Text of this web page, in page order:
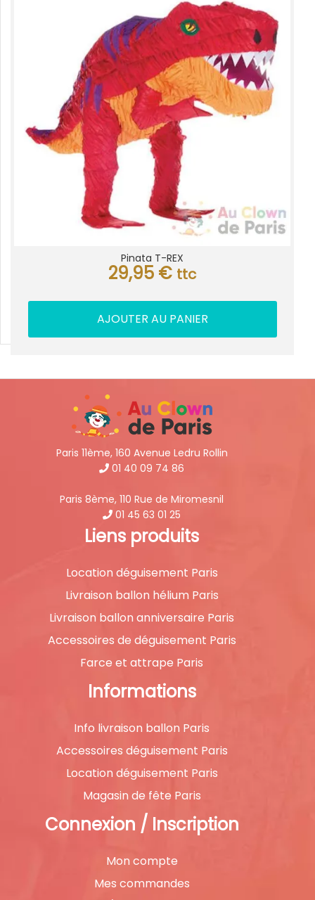
Pinata T-REX
29,95 € ttc
AJOUTER AU PANIER
Paris 11ème, 160 Avenue Ledru Rollin
01 40 09 74 86
Paris 8ème, 110 Rue de Miromesnil
01 45 63 01 25
Liens produits
Location déguisement Paris
Livraison ballon hélium Paris
Livraison ballon anniversaire Paris
Accessoires de déguisement Paris
Farce et attrape Paris
Informations
Info livraison ballon Paris
Accessoires déguisement Paris
Location déguisement Paris
Magasin de fête Paris
Connexion / Inscription
Mon compte
Mes commandes